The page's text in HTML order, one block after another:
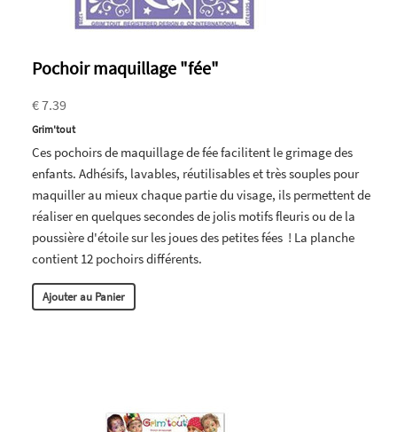
Pochoir maquillage "fée"
€ 7.39
Grim'tout
Ces pochoirs de maquillage de fée facilitent le grimage des
enfants. Adhésifs, lavables, réutilisables et très souples pour
maquiller au mieux chaque partie du visage, ils permettent de
réaliser en quelques secondes de jolis motifs fleuris ou de la
poussière d'étoile sur les joues des petites fées ! La planche
contient 12 pochoirs différents.
Ajouter au Panier